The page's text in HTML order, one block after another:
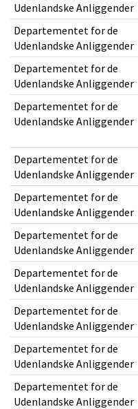
Udenlandske Anliggender
Departementet for de
Udenlandske Anliggender
Departementet for de
Udenlandske Anliggender
Departementet for de
Udenlandske Anliggender
Departementet for de
Udenlandske Anliggender
Departementet for de
Udenlandske Anliggender
Departementet for de
Udenlandske Anliggender
Departementet for de
Udenlandske Anliggender
Departementet for de
Udenlandske Anliggender
Departementet for de
Udenlandske Anliggender
Departementet for de
Udenlandske Anliggender